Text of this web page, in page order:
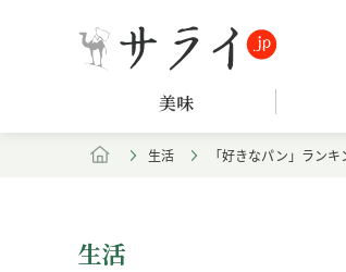
美味
生活 「好きなパン」ラン
生活